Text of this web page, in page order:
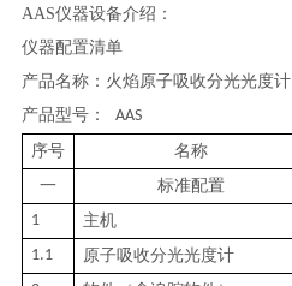
AAS仪器设备介绍 ：
仪器配置清单
产品名称：火焰原子吸收分光光度计
产品型号：
AAS
序号
名称
一
标准配置
1
主机
1.1
原子吸收分光光度计